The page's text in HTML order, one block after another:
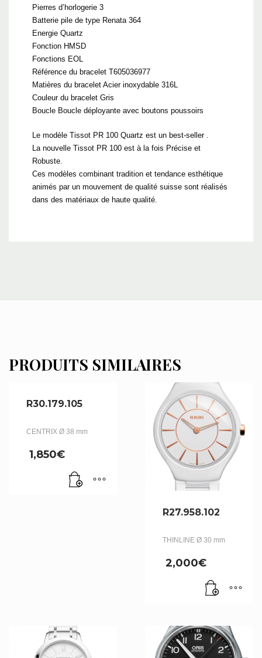
Pierres d’horlogerie 3
Batterie pile de type Renata 364
Energie Quartz
Fonction HMSD
Fonctions EOL
Référence du bracelet T605036977
Matières du bracelet Acier inoxydable 316L
Couleur du bracelet Gris
Boucle Boucle déployante avec boutons poussoirs
Le modèle Tissot PR 100 Quartz est un best-seller .
La nouvelle Tissot PR 100 est à la fois Précise et
Robuste.
Ces modèles combinant tradition et tendance esthétique
animés par un mouvement de qualité suisse sont réalisés
dans des matériaux de haute qualité.
PRODUITS SIMILAIRES
R30.179.105
CENTRIX Ø 38 mm
1,850€
R27.958.102
THINLINE Ø 30 mm
2,000€